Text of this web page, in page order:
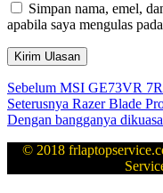
Simpan nama, emel,
apabila saya mengulas
Navigasi
kiriman
Sebelum Kiriman
sebelumnya:
MSI GE73VR
Seterusnya Kiriman
seterusnya:
Razer Blade
Dengan bangganya
© 2018